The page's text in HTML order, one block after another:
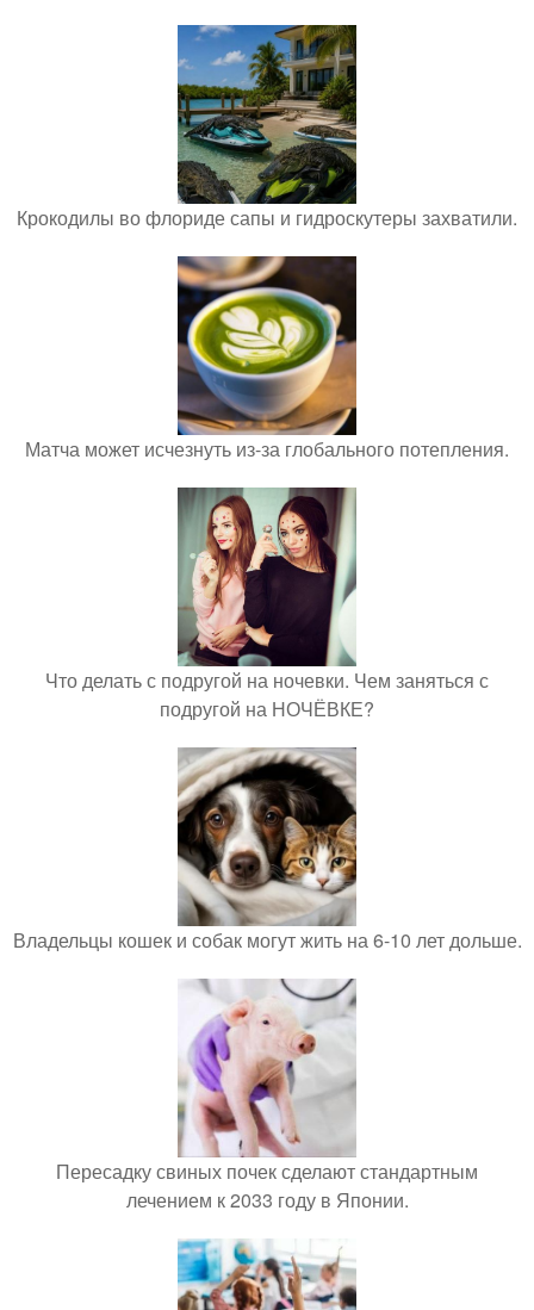
Крокодилы во флориде сапы и гидроскутеры захватили.
Матча может исчезнуть из-за глобального потепления.
Что делать с подругой на ночевки. Чем заняться с
подругой на НОЧЁВКЕ?
Владельцы кошек и собак могут жить на 6-10 лет дольше.
Пересадку свиных почек сделают стандартным
лечением к 2033 году в Японии.